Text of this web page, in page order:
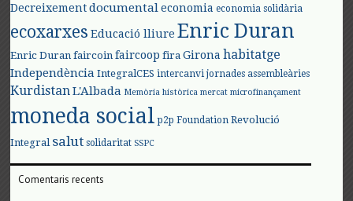
Decreixement documental economia economia solidària
ecoxarxes Educació lliure Enric Duran
Enric Duran faircoin faircoop fira Girona habitatge
Independència IntegralCES intercanvi jornades assembleàries
KurdistanL'Albada Memòria històrica mercat microfinançament
moneda social p2p Foundation Revolució
Integral salut solidaritat SSPC
Comentaris recents